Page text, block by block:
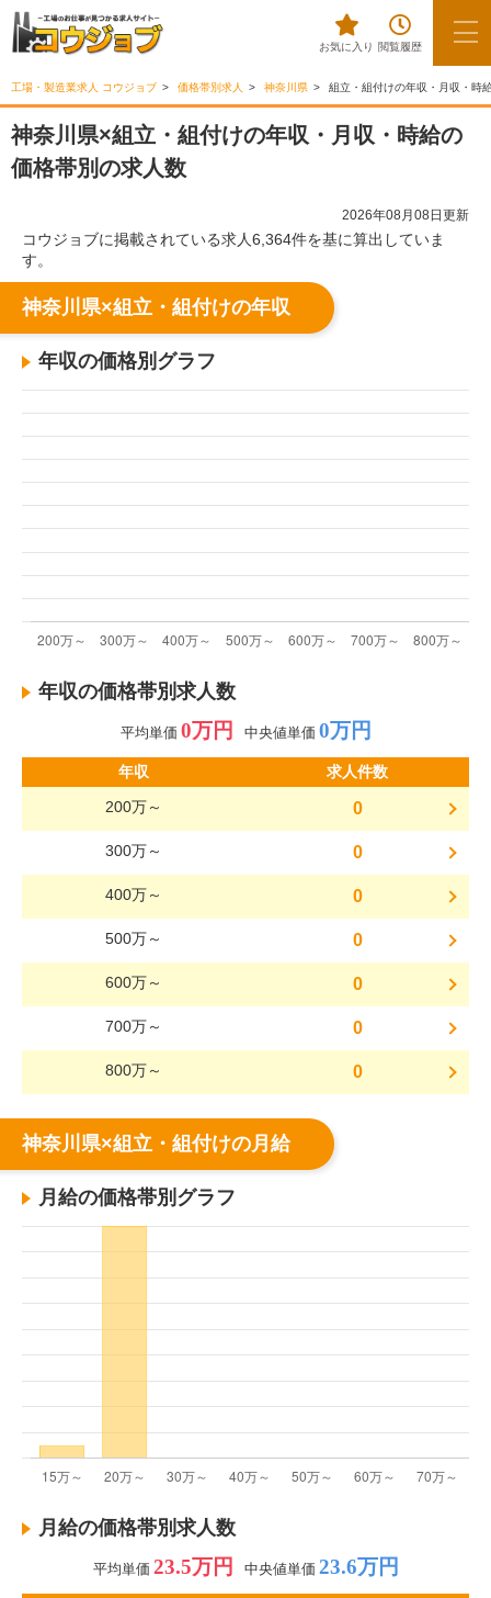
お気に入り 閲覧履歴
工場・製造業求人 コウジョブ 価格帯別求人 神奈川県 組立・組付けの年収・月収・時
神奈川県×組立・組付けの年収・月収・時給の
価格帯別の求人数
2026年08月08日更新
コウジョブに掲載されている求人6,364件を基に算出していま
す。
神奈川県×組立・組付けの年収
年収の価格別グラフ
年収の価格帯別求人数
平均単価 0万円 中央値単価 0万円
年収
求人件数
200万～
0
300万～ 0
400万～ 0
500万～ 0
600万～ 0
700万～ 0
800万～ 0
神奈川県×組立・組付けの月給
月給の価格帯別グラフ
月給の価格帯別求人数
平均単価 23.5万円 中央値単価 23.6万円